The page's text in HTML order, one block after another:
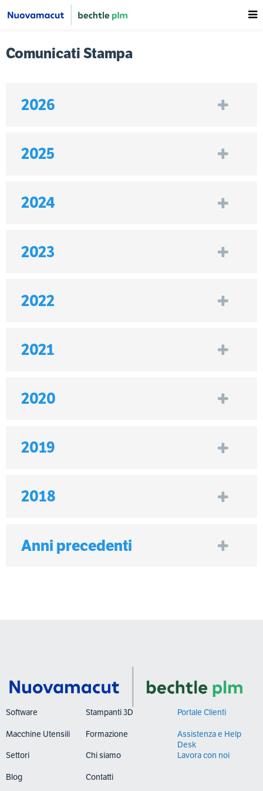
Comunicati Stampa
2026
2025
2024
2023
2022
2021
2020
2019
2018
Anni precedenti
Software Stampanti 3D
Macchine Utensili Formazione
Settori Chi siamo
Blog Contatti
Portale Clienti
Assistenza e Help
Desk
Lavora con noi